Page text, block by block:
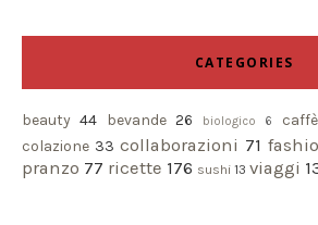
CATEGORIES
beauty 44 bevande 26 biologico 6 caffè
colazione 33 collaborazioni 71
pranzo 77 ricette 176 sushi 13 viaggi